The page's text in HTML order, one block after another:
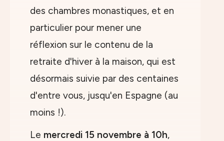
des chambres monastiques, et en
particulier pour mener une
réflexion sur le contenu de la
retraite d'hiver à la maison, qui est
désormais suivie par des centaines
d'entre vous, jusqu'en Espagne (au
moins !).
Le mercredi 15 novembre à 10h,